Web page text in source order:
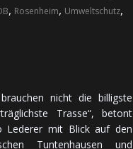
, Rosenheim, Umweltschutz,
nicht die billigste
Trasse“, be­tont
Lederer mit Blick auf den
Tuntenhausen und